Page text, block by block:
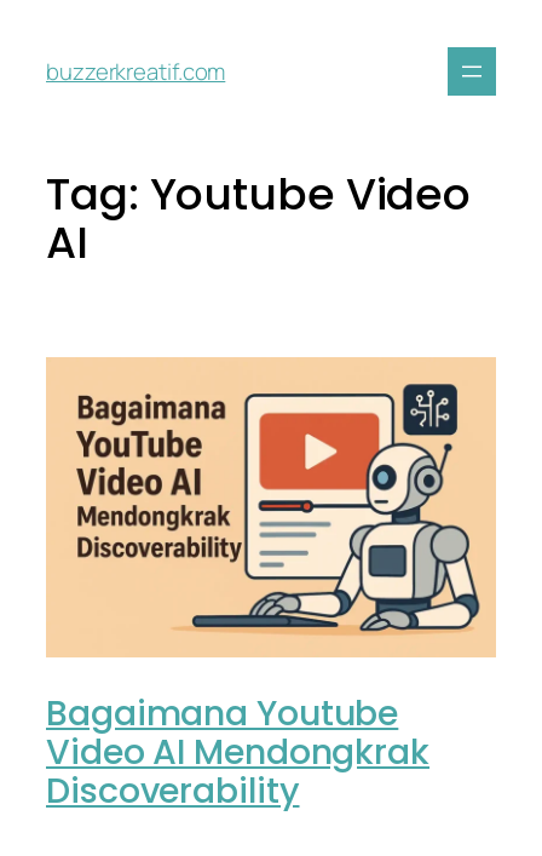
buzzerkreatif.com
Tag: Youtube Video
AI
Bagaimana Youtube
Video AI Mendongkrak
Discoverability